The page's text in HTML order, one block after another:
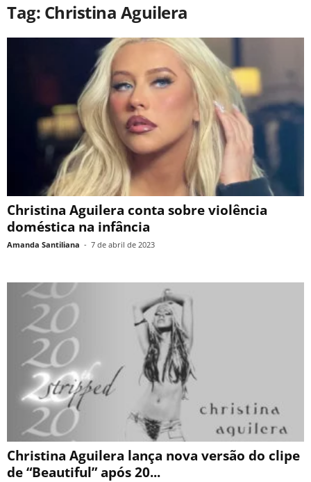
Tag: Christina Aguilera
Christina Aguilera conta sobre violência
doméstica na infância
Amanda Santiliana - 7 de abril de 2023
Christina Aguilera lança nova versão do clipe
de “Beautiful” após 20...